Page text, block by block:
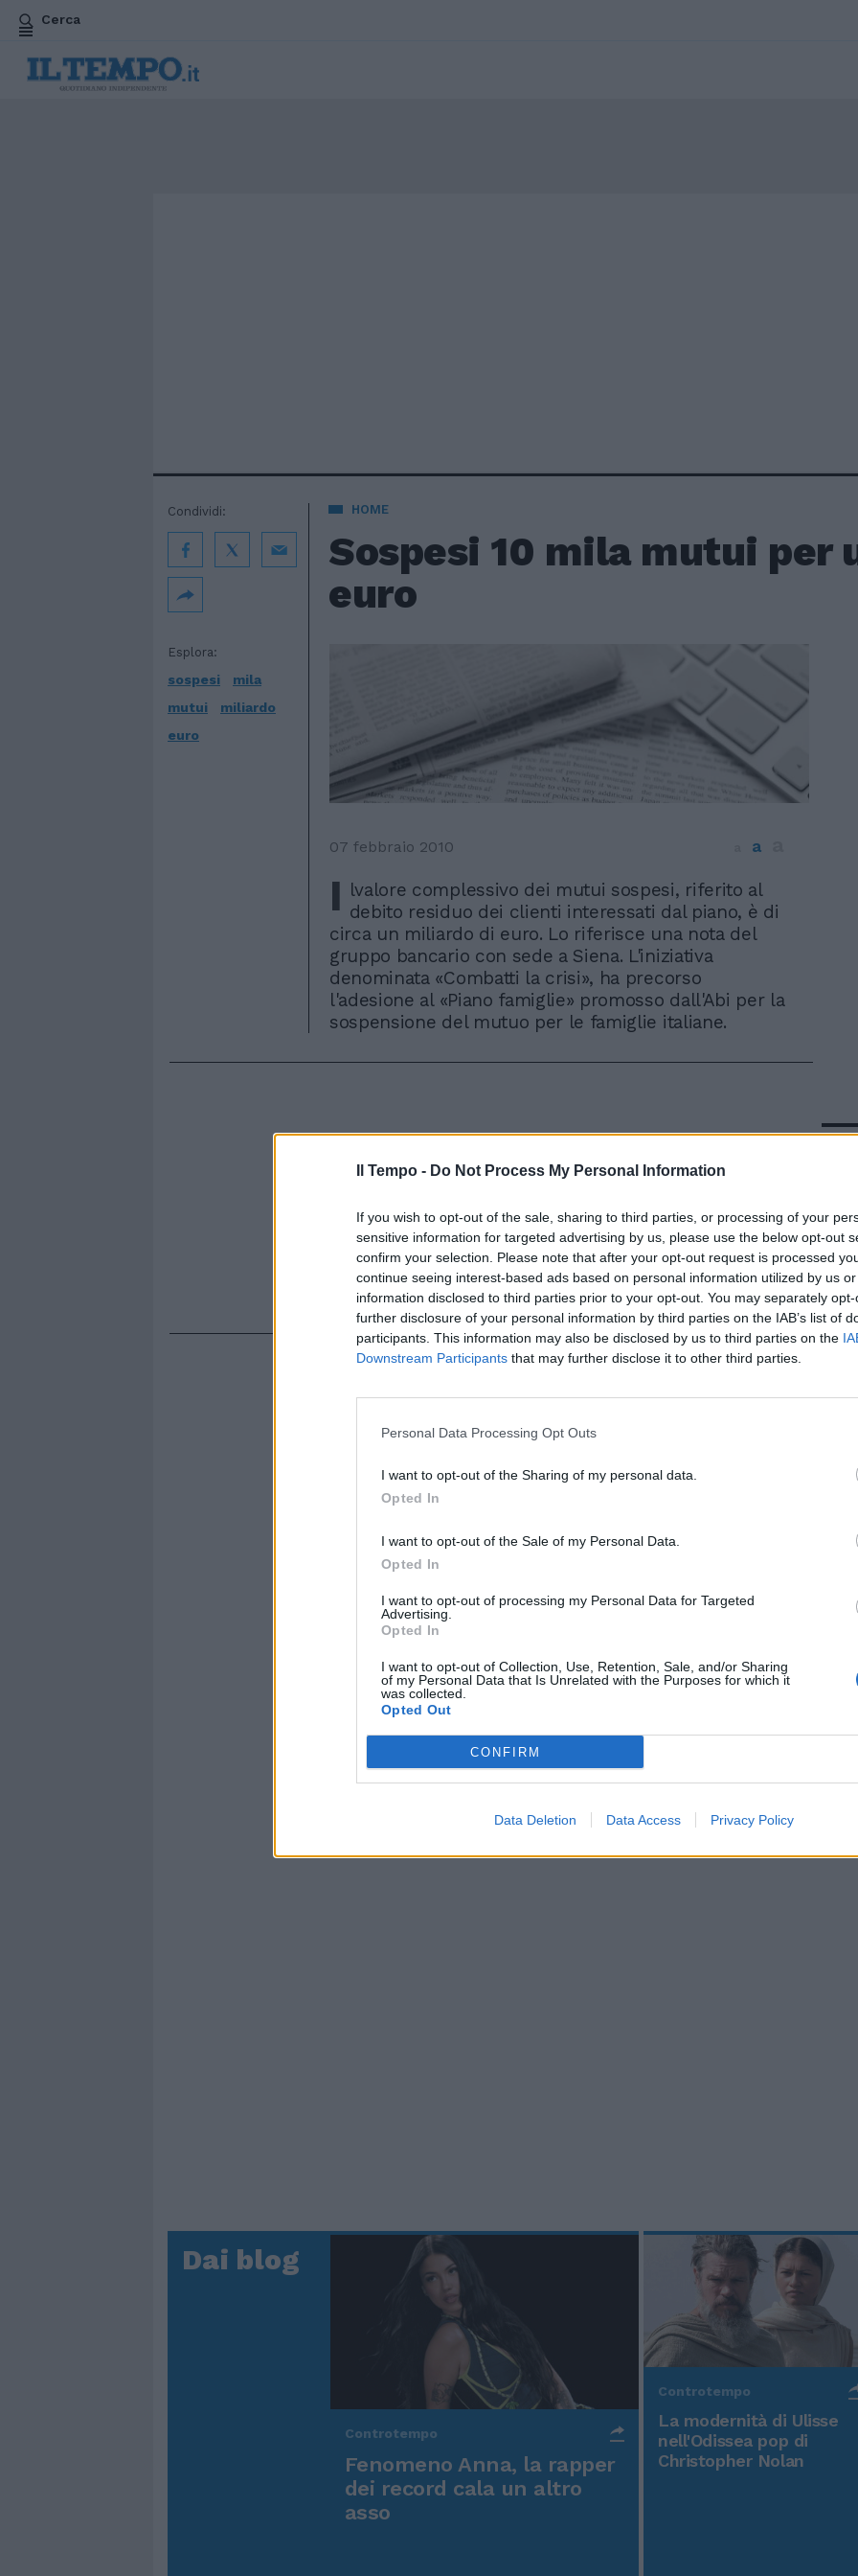
Il Tempo - Do Not Process My Personal Information
If you wish to opt-out of the sale, sharing to third parties, or processing of your
sensitive information for targeted advertising by us, please use the below opt-out
confirm your selection. Please note that after your opt-out request is processed
continue seeing interest-based ads based on personal information utilized by us
information disclosed to third parties prior to your opt-out. You may separately
further disclosure of your personal information by third parties on the IAB’s list of
participants. This information may also be disclosed by us to third parties on the
Downstream Participants that may further disclose it to other third parties.
Personal Data Processing Opt Outs
I want to opt-out of the Sharing of my personal data.
Opted In
I want to opt-out of the Sale of my Personal Data.
Opted In
I want to opt-out of processing my Personal Data for Targeted
Advertising.
Opted In
I want to opt-out of Collection, Use, Retention, Sale, and/or Sharing
of my Personal Data that Is Unrelated with the Purposes for which it
was collected.
Opted Out
CONFIRM
Data Deletion Data Access Privacy Policy
Cerca
HOME
Sospesi 10 mila mutui per
euro
Esplora:
sospesi
mila
mutui
miliardo
euro
Condividi:
07 febbraio 2010 a
I lvalore complessivo dei mutui sospesi, riferito al
debito residuo dei clienti interessati dal piano, è di
circa un miliardo di euro. Lo riferisce una nota del
gruppo bancario con sede a Siena. L'iniziativa
denominata «Combatti la crisi», ha precorso
l'adesione al «Piano famiglie» promosso dall'Abi per la
sospensione del mutuo per le famiglie italiane.
In
Rudy Giuliani a Come States?
americana
Dai blog
Controtempo
Fenomeno Anna, la rapper
dei record cala un altro
asso
Controtempo
La modernità di Ulisse
nell'Odissea pop di
Christopher Nolan